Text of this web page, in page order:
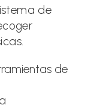
de
de